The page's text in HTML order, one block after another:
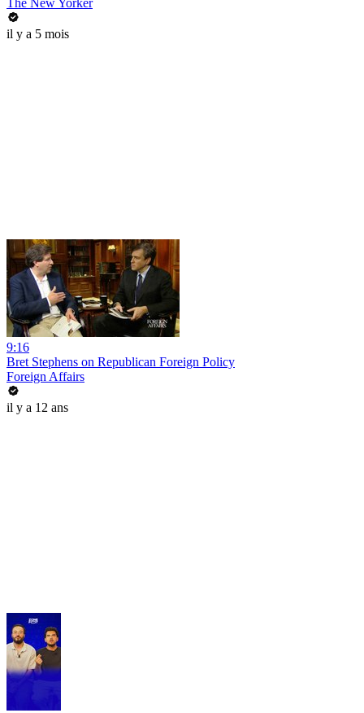
The New Yorker
il y a 5 mois
9:16
Bret Stephens on Republican Foreign Policy
Foreign Affairs
il y a 12 ans